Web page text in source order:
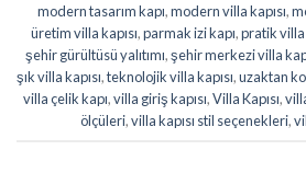
modern tasarım kapı,modern villa kapısı,
üretim villa kapısı,parmak izi kapı,pratik villa
şehir gürültüsü yalıtımı,şehir merkezi villa
şık villa kapısı,teknolojik villa kapısı,uzaktan
villa çelik kapı,villa giriş kapısı,Villa Kapısı,
ölçüleri,villa kapısı stil seçenekleri,